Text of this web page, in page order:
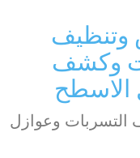
وكشف
الاسطح
وعوازل